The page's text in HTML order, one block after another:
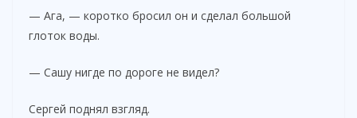
— Ага, — коротко бросил он и сделал большой
глоток воды.
— Сашу нигде по дороге не видел?
Сергей поднял взгляд.